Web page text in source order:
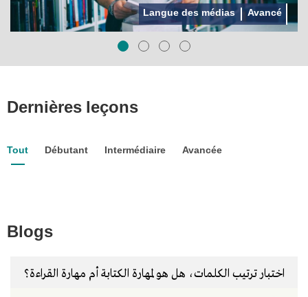
Dernières leçons
Tout Débutant Intermédiaire Avancée
Blogs
اختبار ترتيب الكلمات، هل هو لمهارة الكتابة أم مهارة القراءة؟